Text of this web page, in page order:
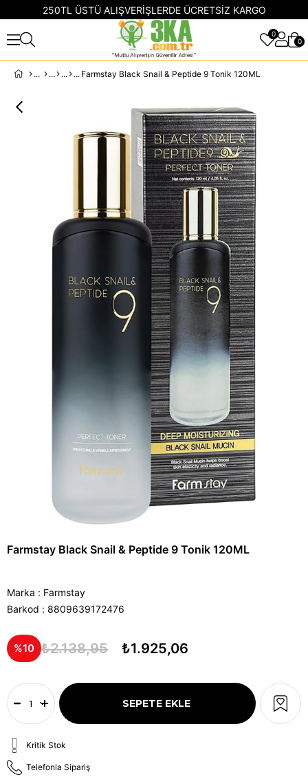
250TL ÜSTÜ ALIŞVERİŞLERDE ÜCRETSİZ KARGO
0
0
Farmstay Black Snail & Peptide 9 Tonik 120ML
Farmstay Black Snail & Peptide 9 Tonik 120ML
Marka : Farmstay
Barkod : 8809639172476
10 ₺2.138,95 ₺1.925,06
Kritik Stok
Telefonla Sipariş